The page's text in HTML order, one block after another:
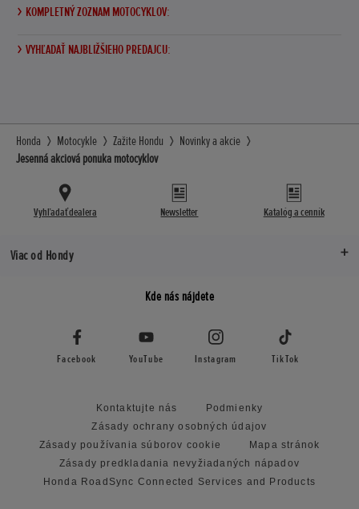
KOMPLETNÝ ZOZNAM MOTOCYKLOV:
VYHĽADAŤ NAJBLIŽŠIEHO PREDAJCU:
Honda Motocykle Zažite Hondu
Novinky a akcie
Jesenná akciová ponuka motocyklov
Vyhľadať dealera Newsletter Katalóg a cenník
Viac od Hondy
Kde nás nájdete
Facebook YouTube Instagram TikTok
Kontaktujte nás
Podmienky
Zásady ochrany osobných údajov
Zásady používania súborov cookie
Mapa stránok
Zásady predkladania nevyžiadaných nápadov
Honda RoadSync Connected Services and Products